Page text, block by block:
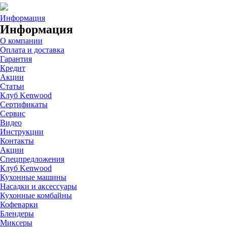
Информация
Информация
О компании
Оплата и доставка
Гарантия
Кредит
Акции
Статьи
Клуб Kenwood
Сертификаты
Сервис
Видео
Инструкции
Контакты
Акции
Спецпредложения
Клуб Kenwood
Кухонные машины
Насадки и аксессуары
Кухонные комбайны
Кофеварки
Блендеры
Миксеры